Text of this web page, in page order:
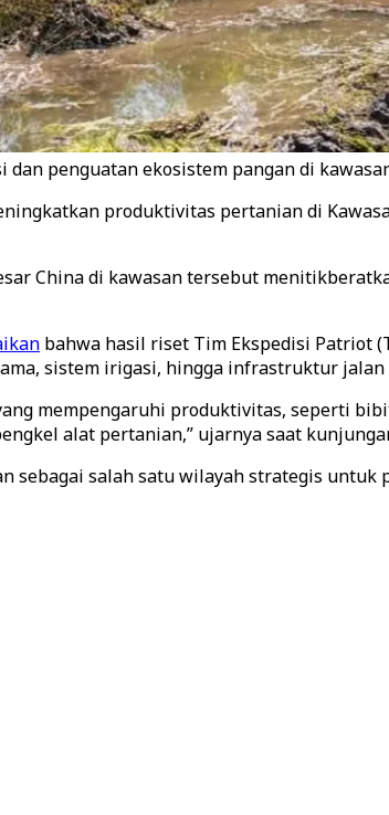
penguatan ekosistem pangan di
produktivitas pertanian di
China di kawasan tersebut
bahwa hasil riset Tim Ekspedisi Patriot
sistem irigasi, hingga infrastruktur jalan
mempengaruhi produktivitas, seperti
alat pertanian,” ujarnya saat
sebagai salah satu wilayah strategis untuk